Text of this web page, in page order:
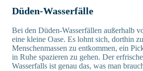
Düden-Wasserfälle
Bei den Düden-Wasserfällen außerhalb
eine kleine Oase. Es lohnt sich, dorthin
Menschenmassen zu entkommen, ein
in Ruhe spazieren zu gehen. Der
Wasserfalls ist genau das, was man